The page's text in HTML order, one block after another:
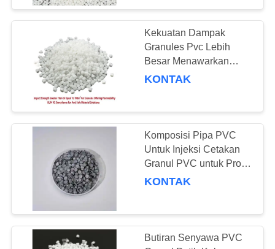
TUR
KONTROL
KUALITAS
HUBUNGI
PERMINTAAN
PENAWARAN
Penstabil Kalsium
Seng
73
Butiran Senyawa
PVC
112
Kekuatan Dampak
Granules Pvc Lebih
Besar Menawarkan
Flammability Kabel
KONTAK
Komposisi Pipa PVC
Untuk Injeksi Cetakan
Granul PVC untuk Profil
dan Saluran PVC
KONTAK
Butiran Senyawa PVC